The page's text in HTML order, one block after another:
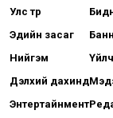
Улс төр
Эдийн засаг
Нийгэм
Дэлхий дахинд
Энтертайнмент